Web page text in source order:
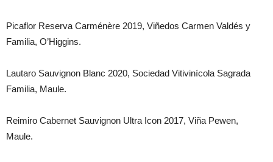
Picaflor Reserva Carménère 2019, Viñedos Carmen Valdés y
Familia, O’Higgins.
Lautaro Sauvignon Blanc 2020, Sociedad Vitivinícola Sagrada
Familia, Maule.
Reimiro Cabernet Sauvignon Ultra Icon 2017, Viña Pewen,
Maule.